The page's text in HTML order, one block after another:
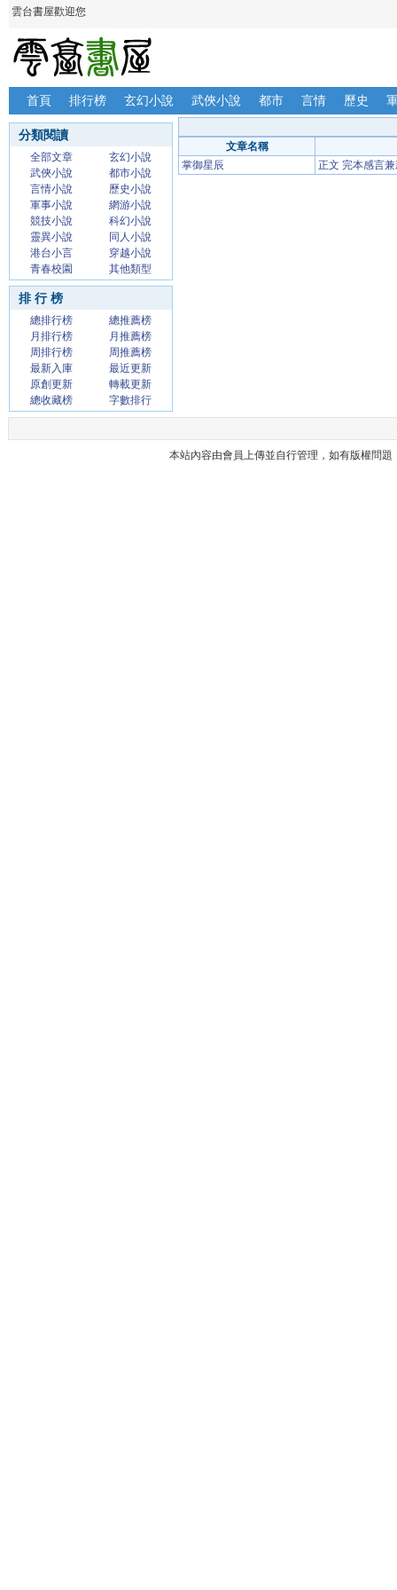
雲台書屋歡迎您
首頁 排行榜 玄幻小說 武俠小說 都市 言情 歷史
分類閱讀
全部文章
玄幻小說
武俠小說
都市小說
言情小說
歷史小說
軍事小說
網游小說
競技小說
科幻小說
靈異小說
同人小說
港台小言
穿越小說
青春校園
其他類型
排 行 榜
總排行榜
總推薦榜
月排行榜
月推薦榜
周排行榜
周推薦榜
最新入庫
最近更新
原創更新
轉載更新
總收藏榜
字數排行
文章名稱
掌御星辰
正文 完本感言
本站內容由會員上傳並自行管理，如有版權問